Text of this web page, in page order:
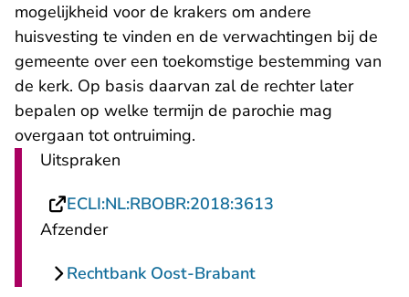
mogelijkheid voor de krakers om andere
huisvesting te vinden en de verwachtingen bij de
gemeente over een toekomstige bestemming van
de kerk. Op basis daarvan zal de rechter later
bepalen op welke termijn de parochie mag
overgaan tot ontruiming.
Uitspraken
ECLI:NL:RBOBR:2018:3613
Afzender
Rechtbank Oost-Brabant